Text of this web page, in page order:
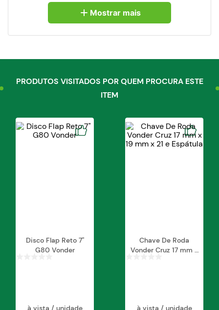
resistência contra oxidação/corrosão. Conta com
ponta magnetizada que facilita tanto a colocação
quanto a retirada de parafusos em locais de
Mostrar mais
PRODUTOS VISITADOS POR QUEM PROCURA ESTE
ITEM
Disco Flap Reto 7"
G80 Vonder
à vista / unidade
Chave De Roda
Vonder Cruz 17 mm x
à vista / unidade